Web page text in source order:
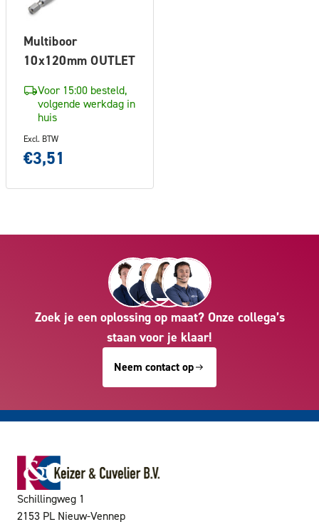
Multiboor
10x120mm OUTLET
Voor 15:00 besteld,
volgende werkdag in
huis
Excl. BTW
€3,51
Zoek je een oplossing op maat? Onze collega’s
staan voor je klaar!
Neem contact op
Schillingweg 1
2153 PL Nieuw-Vennep